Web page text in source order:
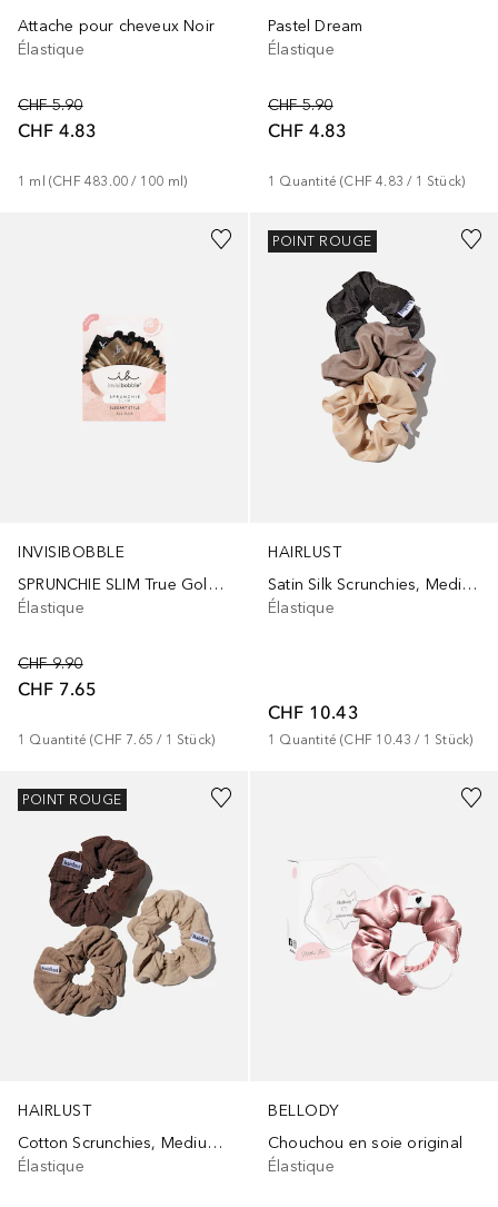
Attache pour cheveux Noir
Élastique
CHF 5.90
CHF 4.83
1 ml (CHF 483.00 / 100 ml)
Pastel Dream
Élastique
CHF 5.90
CHF 4.83
1 Quantité (CHF 4.83 / 1 Stück)
INVISIBOBBLE
SPRUNCHIE SLIM True Golden
Élastique
CHF 9.90
CHF 7.65
1 Quantité (CHF 7.65 / 1 Stück)
HAIRLUST
Satin Silk Scrunchies, Medium, 3-Pack
Élastique
CHF 10.43
1 Quantité (CHF 10.43 / 1 Stück)
POINT ROUGE
HAIRLUST
Cotton Scrunchies, Medium, 3-Pack
Élastique
POINT ROUGE
BELLODY
Chouchou en soie original
Élastique